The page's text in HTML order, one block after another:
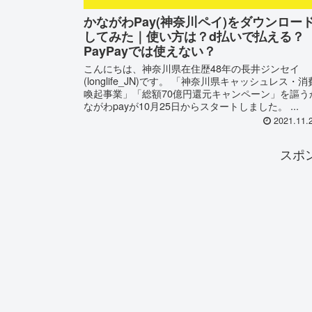
かながわPay(神奈川ペイ)をダウンロー
してみた｜使い方は？d払いで払える？
PayPayでは使えない？
こんにちは、神奈川県在住歴48年の長井ジンセイ
(longlife_JN)です。 「神奈川県キャッシュレス・消
喚起事業」「総額70億円還元キャンペーン」を謳う
ながわpayが10月25日からスタートしました。 ...
スポ